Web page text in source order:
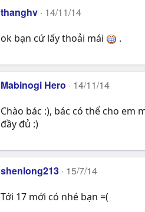
thanghv 14/11/14
ok bạn cứ lấy thoải mái .
Mabinogi Hero 14/11/14
Chào bác :), bác có thể cho
đầy đủ :)
shenlong213 15/7/14
Tới 17 mới có nhé bạn =(